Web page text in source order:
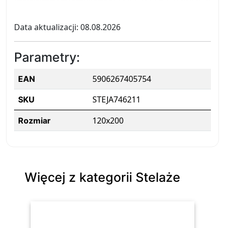
Data aktualizacji: 08.08.2026
Parametry:
EAN 5906267405754
SKU STEJA746211
Rozmiar 120x200
Więcej z kategorii Stelaże